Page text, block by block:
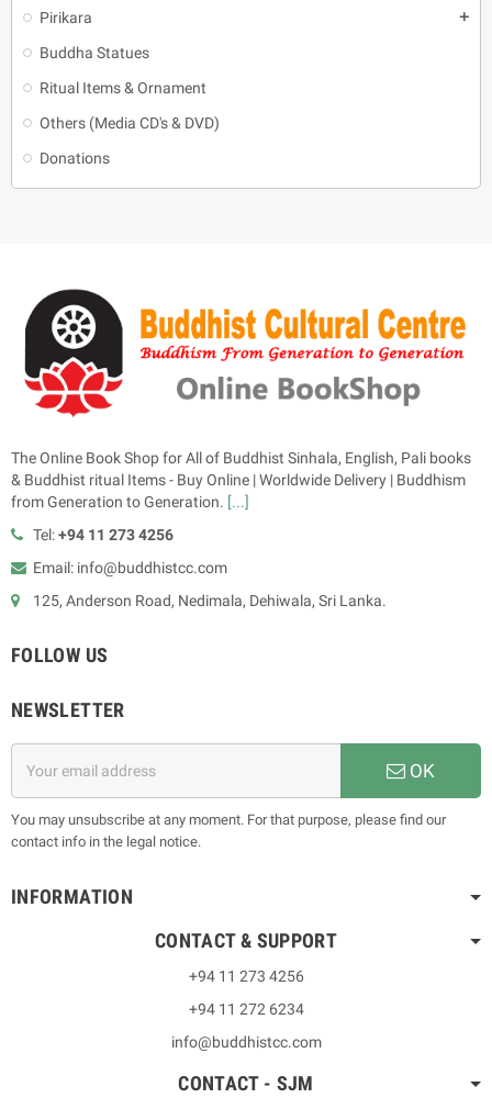
Pirikara add
Buddha Statues
Ritual Items & Ornament
Others (Media CD's & DVD)
Donations
The Online Book Shop for All of Buddhist Sinhala, English, Pali books
& Buddhist ritual Items - Buy Online | Worldwide Delivery | Buddhism
from Generation to Generation. [...]
Tel:+94 11 273 4256
Email: info@buddhistcc.com
125, Anderson Road, Nedimala, Dehiwala, Sri Lanka.
FOLLOW US
NEWSLETTER
OK
You may unsubscribe at any moment. For that purpose, please find our
contact info in the legal notice.
INFORMATION
CONTACT & SUPPORT
+94 11 273 4256
+94 11 272 6234
info@buddhistcc.com
CONTACT - SJM